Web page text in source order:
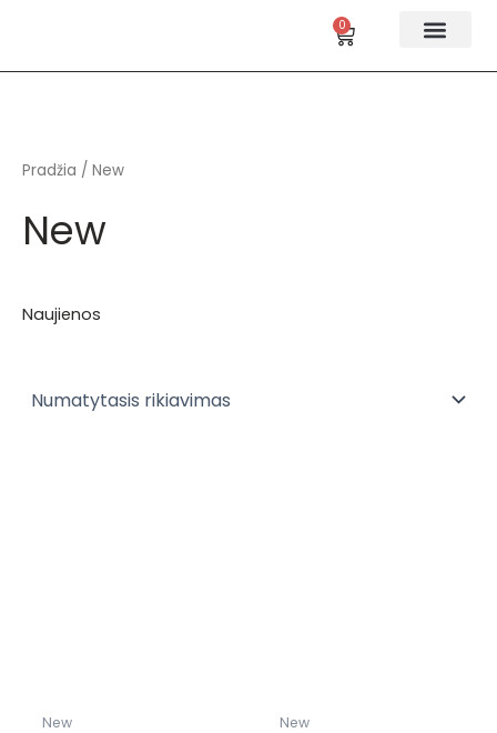
turinio
0
Cart
Pradžia / New
New
Naujienos
New New